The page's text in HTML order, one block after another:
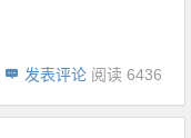
发表评论 阅读 6436